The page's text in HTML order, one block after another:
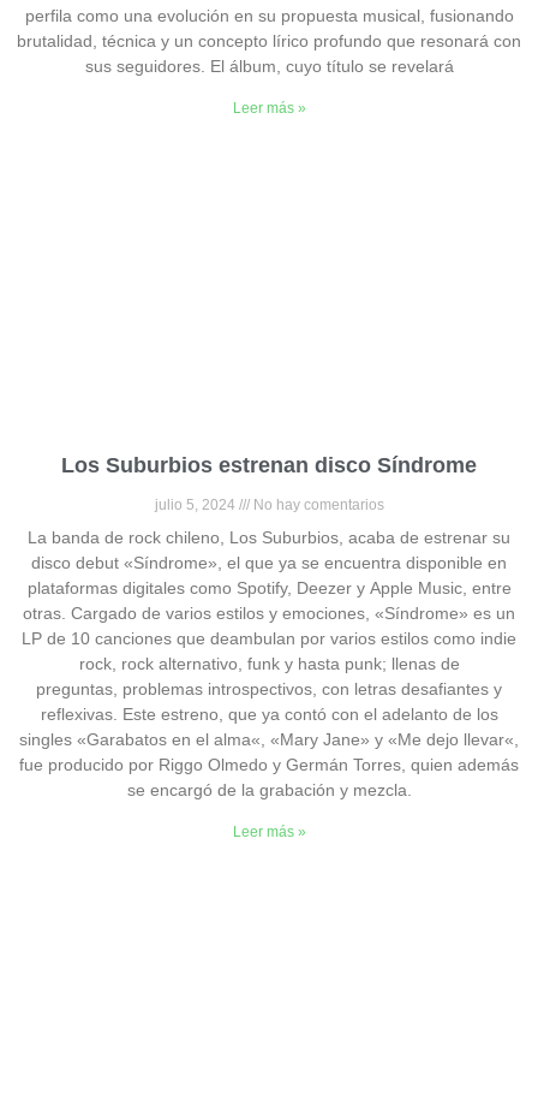
perfila como una evolución en su propuesta musical, fusionando
brutalidad, técnica y un concepto lírico profundo que resonará con
sus seguidores. El álbum, cuyo título se revelará
Leer más »
Los Suburbios estrenan disco Síndrome
julio 5, 2024 No hay comentarios
La banda de rock chileno, Los Suburbios, acaba de estrenar su
disco debut «Síndrome», el que ya se encuentra disponible en
plataformas digitales como Spotify, Deezer y Apple Music, entre
otras. Cargado de varios estilos y emociones, «Síndrome» es un
LP de 10 canciones que deambulan por varios estilos como indie
rock, rock alternativo, funk y hasta punk; llenas de
preguntas, problemas introspectivos, con letras desafiantes y
reflexivas. Este estreno, que ya contó con el adelanto de los
singles «Garabatos en el alma«, «Mary Jane» y «Me dejo llevar«,
fue producido por Riggo Olmedo y Germán Torres, quien además
se encargó de la grabación y mezcla.
Leer más »